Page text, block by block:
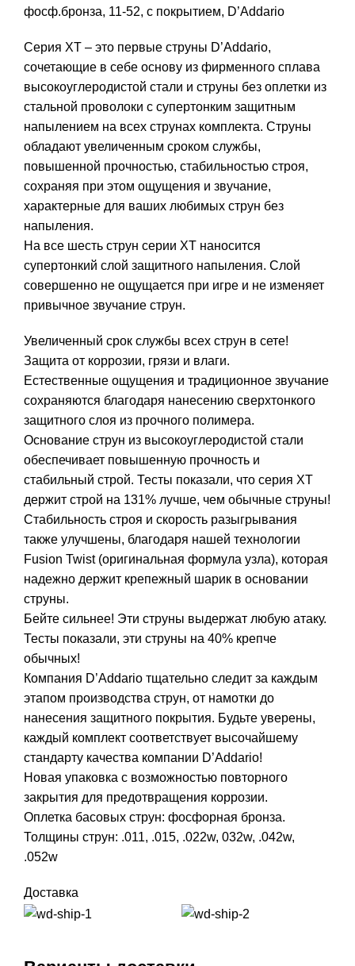
фосф.бронза, 11-52, с покрытием, D’Addario
Серия XT – это первые струны D’Addario,
сочетающие в себе основу из фирменного сплава
высокоуглеродистой стали и струны без оплетки из
стальной проволоки с супертонким защитным
напылением на всех струнах комплекта. Струны
обладают увеличенным сроком службы,
повышенной прочностью, стабильностью строя,
сохраняя при этом ощущения и звучание,
характерные для ваших любимых струн без
напыления.
На все шесть струн серии XT наносится
супертонкий слой защитного напыления. Слой
совершенно не ощущается при игре и не изменяет
привычное звучание струн.
Увеличенный срок службы всех струн в сете!
Защита от коррозии, грязи и влаги.
Естественные ощущения и традиционное звучание
сохраняются благодаря нанесению сверхтонкого
защитного слоя из прочного полимера.
Основание струн из высокоуглеродистой стали
обеспечивает повышенную прочность и
стабильный строй. Тесты показали, что серия XT
держит строй на 131% лучше, чем обычные струны!
Стабильность строя и скорость разыгрывания
также улучшены, благодаря нашей технологии
Fusion Twist (оригинальная формула узла), которая
надежно держит крепежный шарик в основании
струны.
Бейте сильнее! Эти струны выдержат любую атаку.
Тесты показали, эти струны на 40% крепче
обычных!
Компания D’Addario тщательно следит за каждым
этапом производства струн, от намотки до
нанесения защитного покрытия. Будьте уверены,
каждый комплект соответствует высочайшему
стандарту качества компании D’Addario!
Новая упаковка с возможностью повторного
закрытия для предотвращения коррозии.
Оплетка басовых струн: фосфорная бронза.
Толщины струн: .011, .015, .022w, 032w, .042w,
.052w
Доставка